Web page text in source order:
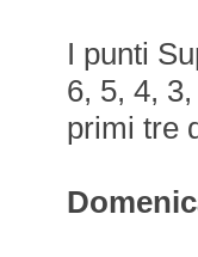
I punti
6, 5, 4,
primi tre